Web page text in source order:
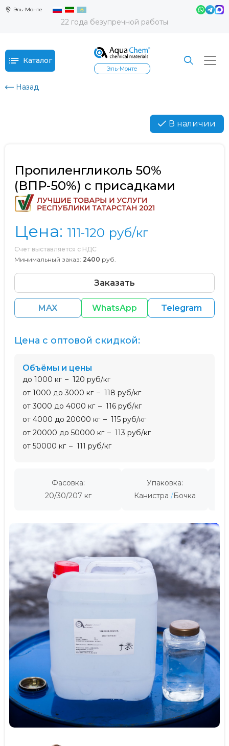
Эль-Монте
22 года безупречной работы
Каталог
Эль-Монте
Назад
В наличии
Пропиленгликоль 50%
(ВПР-50%) с присадками
Цена: 111-120 руб/кг
Счет выставляется с НДС
Минимальный заказ: 2400 руб.
Заказать
MAX WhatsApp Telegram
Фасовка:
20/30/207 кг
Упаковка:
Канистра
Бочка
Цена с оптовой скидкой:
Объёмы и цены
до 1000 кг
120 руб/кг
от 1000 до 3000 кг
118 руб/кг
от 3000 до 4000 кг
116 руб/кг
от 4000 до 20000 кг
115 руб/кг
от 20000 до 50000 кг
113 руб/кг
от 50000 кг
111 руб/кг